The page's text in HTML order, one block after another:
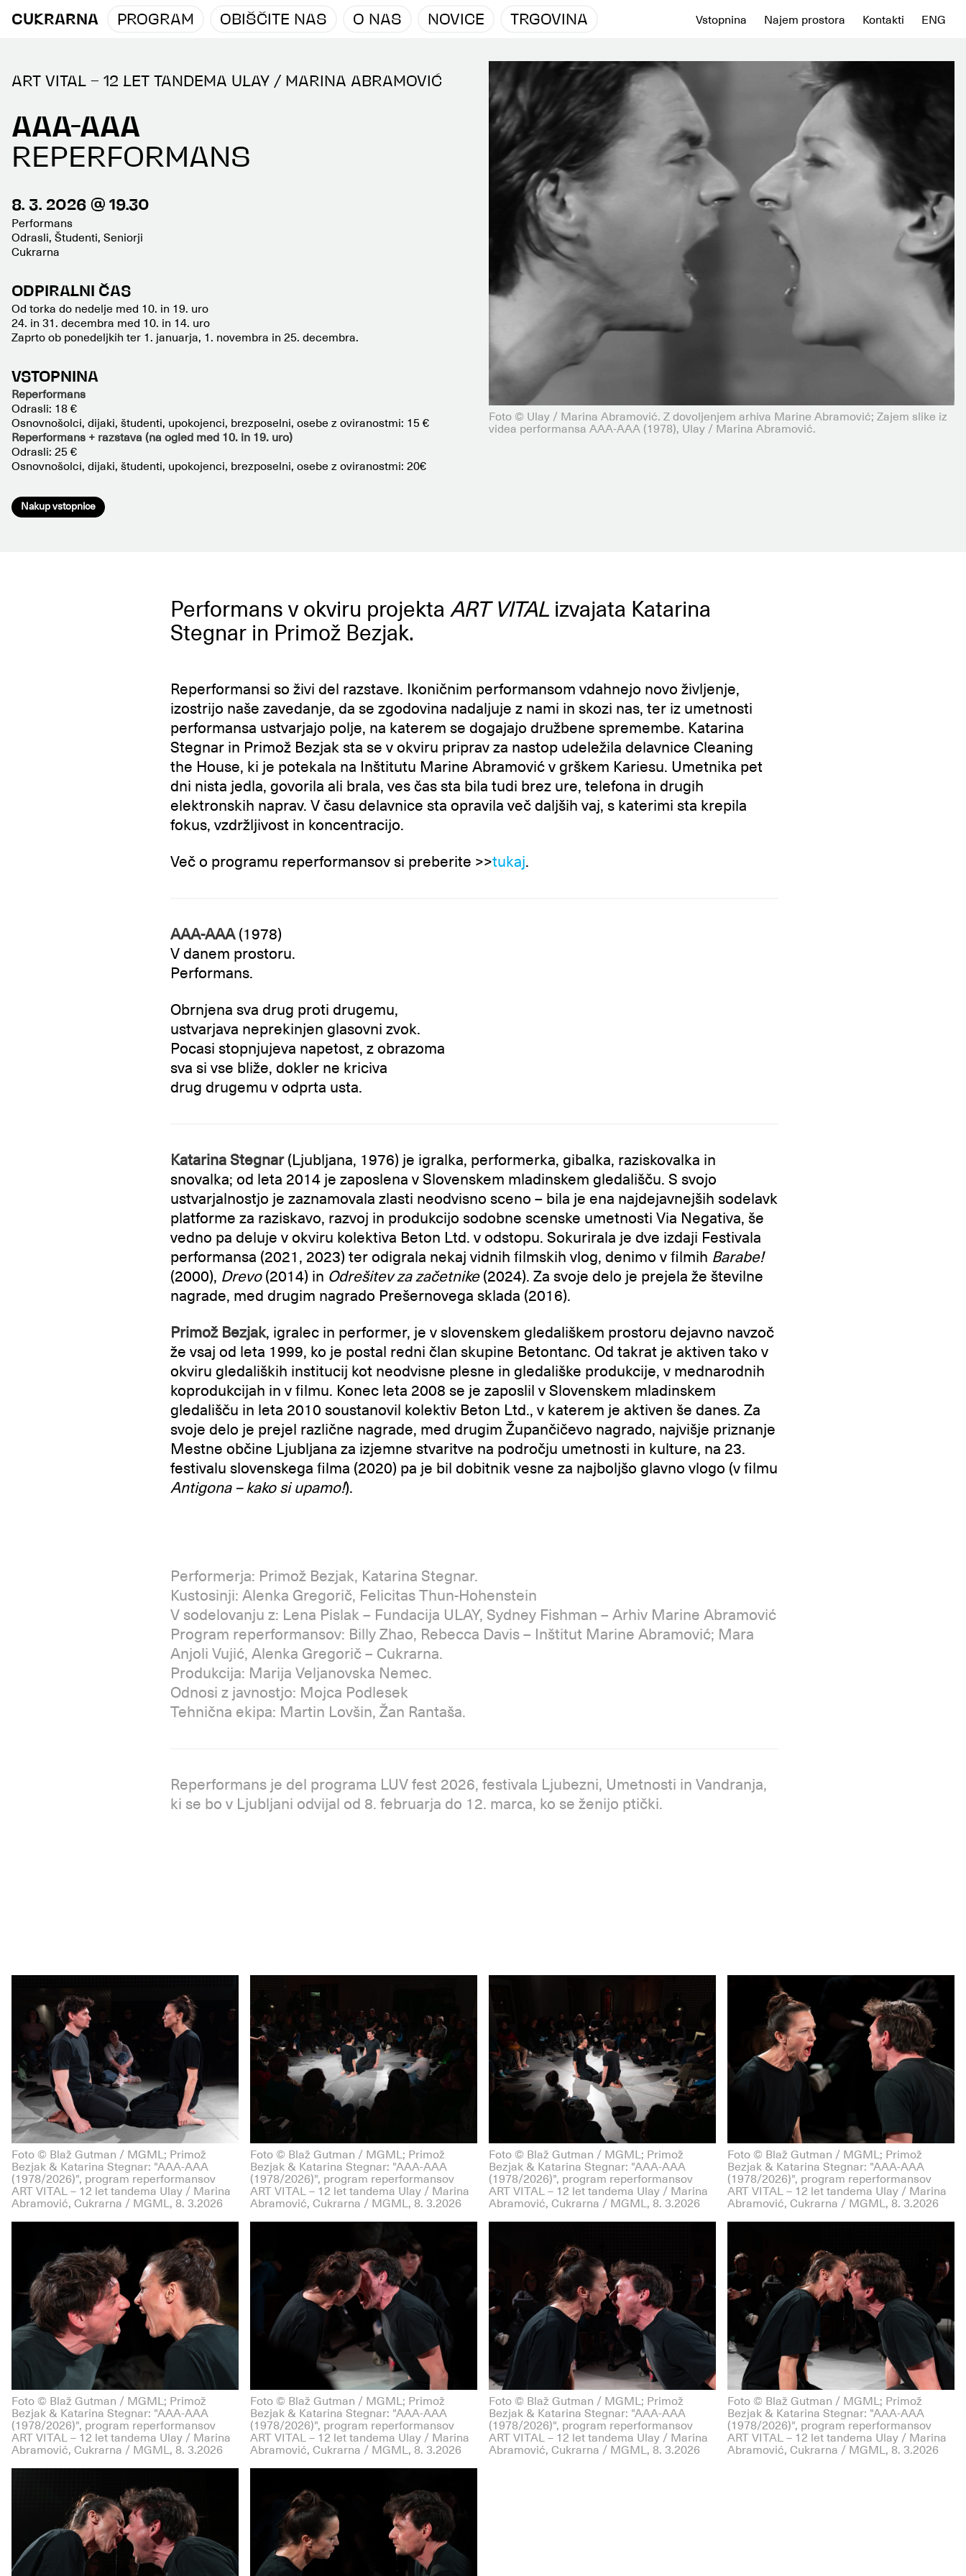
CUKRARNA PROGRAM OBIŠČITE NAS O NAS NOVICE TRGOVINA Vstopnina Najem prostora Kontakti ENG
ART VITAL – 12 LET TANDEMA ULAY / MARINA ABRAMOVIĆ
AAA-AAA
REPERFORMANS
8. 3. 2026 @ 19.30
Performans
Odrasli, Študenti, Seniorji
Cukrarna
ODPIRALNI ČAS
Od torka do nedelje med 10. in 19. uro
24. in 31. decembra med 10. in 14. uro
Zaprto ob ponedeljkih ter 1. januarja, 1. novembra in 25. decembra.
VSTOPNINA
Reperformans
Odrasli: 18 €
Osnovnošolci, dijaki, študenti, upokojenci, brezposelni, osebe z oviranostmi: 15 €
Reperformans + razstava (na ogled med 10. in 19. uro)
Odrasli: 25 €
Osnovnošolci, dijaki, študenti, upokojenci, brezposelni, osebe z oviranostmi: 20€
Nakup vstopnice
Foto © Ulay / Marina Abramović. Z dovoljenjem arhiva Marine Abramović; Zajem slike iz
videa performansa AAA-AAA (1978), Ulay / Marina Abramović.
Performans v okviru projektaART VITAL izvajata Katarina
Stegnar in Primož Bezjak.
Reperformansi so živi del razstave. Ikoničnim performansom vdahnejo novo življenje,
izostrijo naše zavedanje, da se zgodovina nadaljuje z nami in skozi nas, ter iz umetnosti
performansa ustvarjajo polje, na katerem se dogajajo družbene spremembe. Katarina
Stegnar in Primož Bezjak sta se v okviru priprav za nastop udeležila delavnice Cleaning
the House, ki je potekala na Inštitutu Marine Abramović v grškem Kariesu. Umetnika pet
dni nista jedla, govorila ali brala, ves čas sta bila tudi brez ure, telefona in drugih
elektronskih naprav. V času delavnice sta opravila več daljših vaj, s katerimi sta krepila
fokus, vzdržljivost in koncentracijo.
Več o programu reperformansov si preberite >>tukaj.
AAA-AAA(1978)
V danem prostoru.
Performans.
Obrnjena sva drug proti drugemu,
ustvarjava neprekinjen glasovni zvok.
Pocasi stopnjujeva napetost, z obrazoma
sva si vse bliže, dokler ne kriciva
drug drugemu v odprta usta.
Katarina Stegnar(Ljubljana, 1976) je igralka, performerka, gibalka, raziskovalka in
snovalka; od leta 2014 je zaposlena v Slovenskem mladinskem gledališču. S svojo
ustvarjalnostjo je zaznamovala zlasti neodvisno sceno – bila je ena najdejavnejših sodelavk
platforme za raziskavo, razvoj in produkcijo sodobne scenske umetnosti Via Negativa, še
vedno pa deluje v okviru kolektiva Beton Ltd. v odstopu. Sokurirala je dve izdaji Festivala
performansa (2021, 2023) ter odigrala nekaj vidnih filmskih vlog, denimo v filmih Barabe!
(2000), Drevo(2014) in Odrešitev za začetnike(2024). Za svoje delo je prejela že številne
nagrade, med drugim nagrado Prešernovega sklada (2016).
Primož Bezjak, igralec in performer, je v slovenskem gledališkem prostoru dejavno navzoč
že vsaj od leta 1999, ko je postal redni član skupine Betontanc. Od takrat je aktiven tako v
okviru gledaliških institucij kot neodvisne plesne in gledališke produkcije, v mednarodnih
koprodukcijah in v filmu. Konec leta 2008 se je zaposlil v Slovenskem mladinskem
gledališču in leta 2010 soustanovil kolektiv Beton Ltd., v katerem je aktiven še danes. Za
svoje delo je prejel različne nagrade, med drugim Župančičevo nagrado, najvišje priznanje
Mestne občine Ljubljana za izjemne stvaritve na področju umetnosti in kulture, na 23.
festivalu slovenskega filma (2020) pa je bil dobitnik vesne za najboljšo glavno vlogo (v filmu
Antigona – kako si upamo!).
Performerja: Primož Bezjak, Katarina Stegnar.
Kustosinji: Alenka Gregorič, Felicitas Thun-Hohenstein
V sodelovanju z: Lena Pislak – Fundacija ULAY, Sydney Fishman – Arhiv Marine Abramović
Program reperformansov: Billy Zhao, Rebecca Davis – Inštitut Marine Abramović; Mara
Anjoli Vujić, Alenka Gregorič – Cukrarna.
Produkcija: Marija Veljanovska Nemec.
Odnosi z javnostjo: Mojca Podlesek
Tehnična ekipa: Martin Lovšin, Žan Rantaša.
Reperformans je del programa LUV fest 2026, festivala Ljubezni, Umetnosti in Vandranja,
ki se bo v Ljubljani odvijal od 8. februarja do 12. marca, ko se ženijo ptički.
Foto © Blaž Gutman / MGML; Primož
Bezjak & Katarina Stegnar: "AAA-AAA
(1978/2026)", program reperformansov
ART VITAL – 12 let tandema Ulay / Marina
Abramović, Cukrarna / MGML, 8. 3.2026
Foto © Blaž Gutman / MGML; Primož
Bezjak & Katarina Stegnar: "AAA-AAA
(1978/2026)", program reperformansov
ART VITAL – 12 let tandema Ulay / Marina
Abramović, Cukrarna / MGML, 8. 3.2026
Foto © Blaž Gutman / MGML; Primož
Bezjak & Katarina Stegnar: "AAA-AAA
(1978/2026)", program reperformansov
ART VITAL – 12 let tandema Ulay / Marina
Abramović, Cukrarna / MGML, 8. 3.2026
Foto © Blaž Gutman / MGML; Primož
Bezjak & Katarina Stegnar: "AAA-AAA
(1978/2026)", program reperformansov
ART VITAL – 12 let tandema Ulay / Marina
Abramović, Cukrarna / MGML, 8. 3.2026
Foto © Blaž Gutman / MGML; Primož
Bezjak & Katarina Stegnar: "AAA-AAA
(1978/2026)", program reperformansov
ART VITAL – 12 let tandema Ulay / Marina
Abramović, Cukrarna / MGML, 8. 3.2026
Foto © Blaž Gutman / MGML; Primož
Bezjak & Katarina Stegnar: "AAA-AAA
(1978/2026)", program reperformansov
ART VITAL – 12 let tandema Ulay / Marina
Abramović, Cukrarna / MGML, 8. 3.2026
Foto © Blaž Gutman / MGML; Primož
Bezjak & Katarina Stegnar: "AAA-AAA
(1978/2026)", program reperformansov
ART VITAL – 12 let tandema Ulay / Marina
Abramović, Cukrarna / MGML, 8. 3.2026
Foto © Blaž Gutman / MGML; Primož
Bezjak & Katarina Stegnar: "AAA-AAA
(1978/2026)", program reperformansov
ART VITAL – 12 let tandema Ulay / Marina
Abramović, Cukrarna / MGML, 8. 3.2026